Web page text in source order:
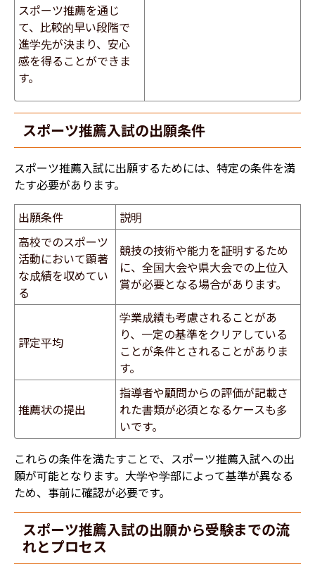
スポーツ推薦を通じ
て、比較的早い段階で
進学先が決まり、安心
感を得ることができま
す。
スポーツ推薦入試の出願条件
スポーツ推薦入試に出願するためには、特定の条件を満
たす必要があります。
出願条件
説明
高校でのスポーツ
活動において顕著
な成績を収めてい
る
競技の技術や能力を証明するため
に、全国大会や県大会での上位入
賞が必要となる場合があります。
評定平均
学業成績も考慮されることがあ
り、一定の基準をクリアしている
ことが条件とされることがありま
す。
推薦状の提出
指導者や顧問からの評価が記載さ
れた書類が必須となるケースも多
いです。
これらの条件を満たすことで、スポーツ推薦入試への出
願が可能となります。 大学や学部によって基準が異なる
ため、事前に確認が必要です。
スポーツ推薦入試の出願から受験までの流
れとプロセス